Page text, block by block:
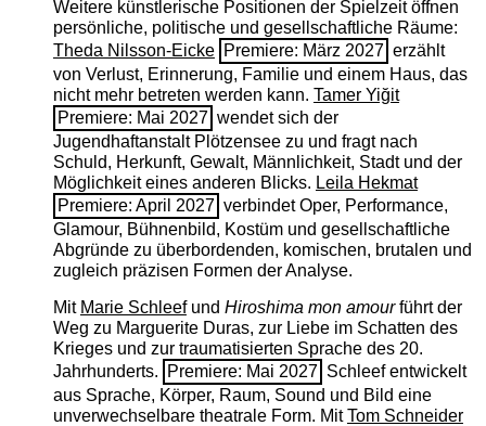
Weitere künstlerische Positionen der Spielzeit öffnen
persönliche, politische und gesellschaftliche Räume:
Theda Nilsson-Eicke Premiere: März 2027 erzählt
von Verlust, Erinnerung, Familie und einem Haus, das
nicht mehr betreten werden kann. Tamer Yiğit
Premiere: Mai 2027 wendet sich der
Jugendhaftanstalt Plötzensee zu und fragt nach
Schuld, Herkunft, Gewalt, Männlichkeit, Stadt und der
Möglichkeit eines anderen Blicks. Leila Hekmat
Premiere: April 2027 verbindet Oper, Performance,
Glamour, Bühnenbild, Kostüm und gesellschaftliche
Abgründe zu überbordenden, komischen, brutalen und
zugleich präzisen Formen der Analyse.
Mit Marie Schleefund Hiroshima mon amourführt der
Weg zu Marguerite Duras, zur Liebe im Schatten des
Krieges und zur traumatisierten Sprache des 20.
Jahrhunderts.
Premiere: Mai 2027 Schleef entwickelt
aus Sprache, Körper, Raum, Sound und Bild eine
unverwechselbare theatrale Form. MitTom Schneider